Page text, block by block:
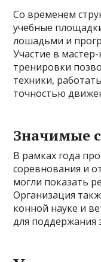
Со временем
учебные
лошадьми и
Участие в мастер-
тренировки
техники,
точностью
Значимые
В рамках года
соревнования и
могли показать
Организация
конной науке и
для поддержания